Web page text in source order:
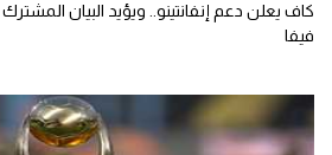
كاف يعلن دعم إنفانتينو.. ويؤيد البيان
فيفا